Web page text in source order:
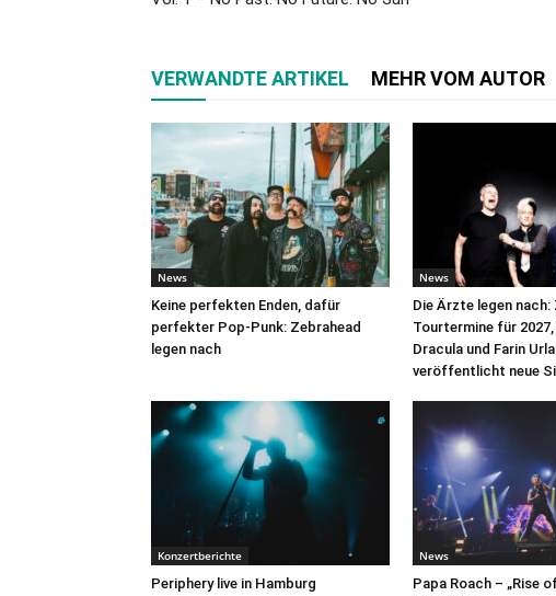
VERWANDTE ARTIKEL MEHR VOM AUTOR
News
Keine perfekten Enden, dafür
perfekter Pop-Punk: Zebrahead
legen nach
News
Die Ärzte legen
Tourtermine für 2027,
Dracula und Farin
veröffentlicht neue
Konzertberichte
Periphery live in Hamburg
News
Papa Roach – „Rise